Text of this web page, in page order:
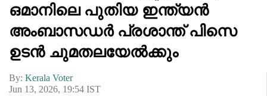
ഒമാനിലെ പുതിയ ഇന്ത്യൻ
അംബാസഡർ പ്രശാന്ത് പിസെ
ഉടൻ ചുമതലയേൽക്കും
By: Kerala Voter
Jun 13, 2026, 19:54 IST